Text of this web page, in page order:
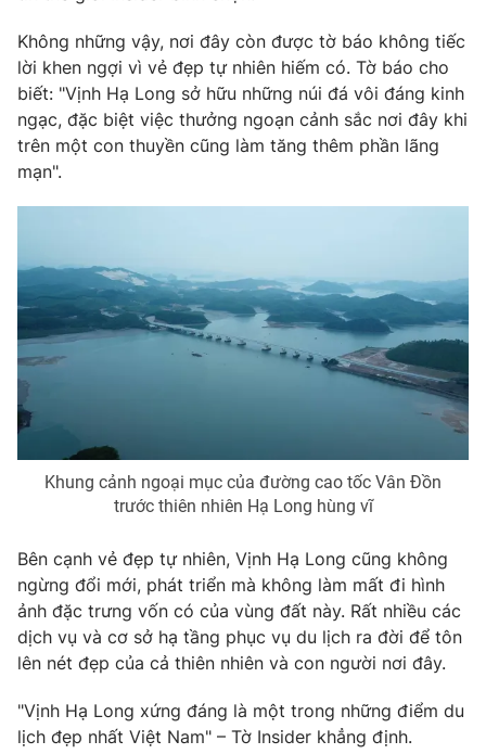
Góc doanh nghiệp
Phim VTV
Hậu trường
Nhân vật
Khán giả
Giải trí
Điện ảnh
Âm nhạc
Đời sống
Du lịch
Giáo dục
Học trực tuyến
Hitech Công nghệ tương lai
Sản phẩm
Thị trường
Tư vấn
Giao lưu trực tuyến
Lịch phát sóng
Chuyên mục khác
Emagazine Podcast
Photo Infographic
Video Shorts video
Không những vậy, nơi đây còn được tờ báo không tiếc
lời khen ngợi vì vẻ đẹp tự nhiên hiếm có. Tờ báo cho
biết: "Vịnh Hạ Long sở hữu những núi đá vôi đáng kinh
ngạc, đặc biệt việc thưởng ngoạn cảnh sắc nơi đây khi
trên một con thuyền cũng làm tăng thêm phần lãng
mạn".
Khung cảnh ngoại mục của đường cao tốc Vân Đồn
trước thiên nhiên Hạ Long hùng vĩ
Bên cạnh vẻ đẹp tự nhiên, Vịnh Hạ Long cũng không
ngừng đổi mới, phát triển mà không làm mất đi hình
ảnh đặc trưng vốn có của vùng đất này. Rất nhiều các
dịch vụ và cơ sở hạ tầng phục vụ du lịch ra đời để tôn
lên nét đẹp của cả thiên nhiên và con người nơi đây.
"Vịnh Hạ Long xứng đáng là một trong những điểm du
lịch đẹp nhất Việt Nam" – Tờ Insider khẳng định.